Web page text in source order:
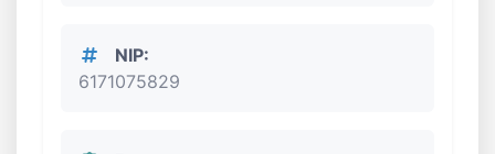
NIP:
6171075829